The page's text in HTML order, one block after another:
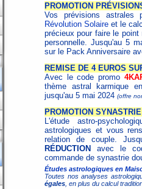
PROMOTION
Vos prévisions astrales
Révolution Solaire et le
précieux pour faire le
personnelle. Jusqu'au 5
sur le Pack Anniversaire
REMISE DE 4 EUROS
Avec le code promo
thème astral karmique
jusqu'au 5 mai 2024 (offre
PROMOTION
L'étude astro-
astrologiques et vous
relation de couple.
RÉDUCTION
avec le
commande de synastrie
Études astrologiques en
Toutes nos analyses
égales , en plus du calcul